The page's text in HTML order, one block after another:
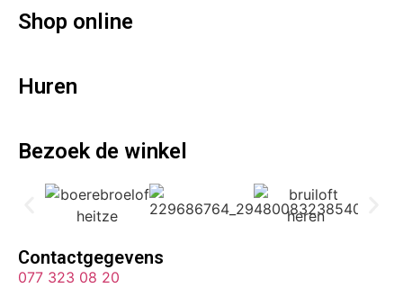
Shop online
Huren
Bezoek de winkel
Contactgegevens
077 323 08 20